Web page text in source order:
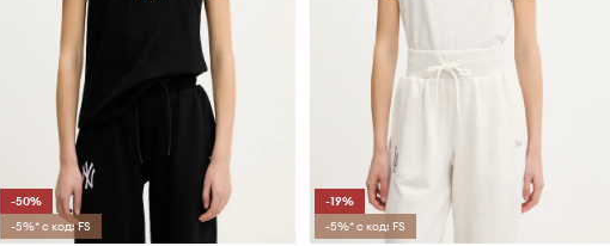
-50%
-5%* с код: FS
-19%
-5%* с код: FS